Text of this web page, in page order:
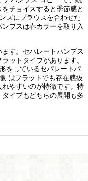
チョイスすると季節感と
ズにブラウスを合わせた
プスは春カラーを取り入
す。セパレートパンプス
ットタイプがあります。
をしているセパレートパ
はフラットでも存在感抜
やすいのが特徴です。特
イプもどちらの展開も多